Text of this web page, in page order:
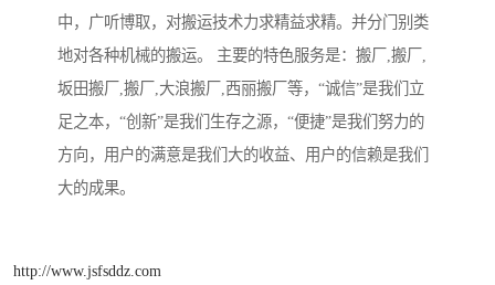
中，广听博取，对搬运技术力求精益求精。并分门别类
地对各种机械的搬运。 主要的特色服务是：搬厂,搬厂,
坂田搬厂,搬厂,大浪搬厂,西丽搬厂等，“诚信”是我们立
足之本，“创新”是我们生存之源，“便捷”是我们努力的
方向，用户的满意是我们大的收益、用户的信赖是我们
大的成果。
http://www.jsfsddz.com